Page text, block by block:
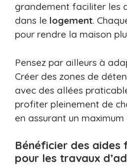
grandement faciliter les
dans le logement.
pour rendre la maison
Pensez par ailleurs à
Créer des zones de
avec des allées
profiter pleinement de
en assurant un maximum
Bénéficier des aides
pour les travaux